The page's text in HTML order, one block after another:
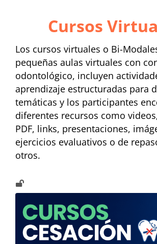
Cursos
Los cursos virtuales o Bi-
pequeñas aulas virtuales con
odontológico, incluyen
aprendizaje estructuradas para
temáticas y los participantes
diferentes recursos como
PDF, links, presentaciones,
ejercicios evaluativos o de
otros.